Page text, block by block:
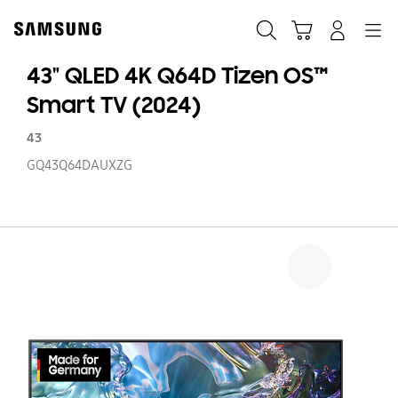
content
accessibility
43" QLED 4K Q64D Tizen OS™
Smart TV (2024)
43
GQ43Q64DAUXZG